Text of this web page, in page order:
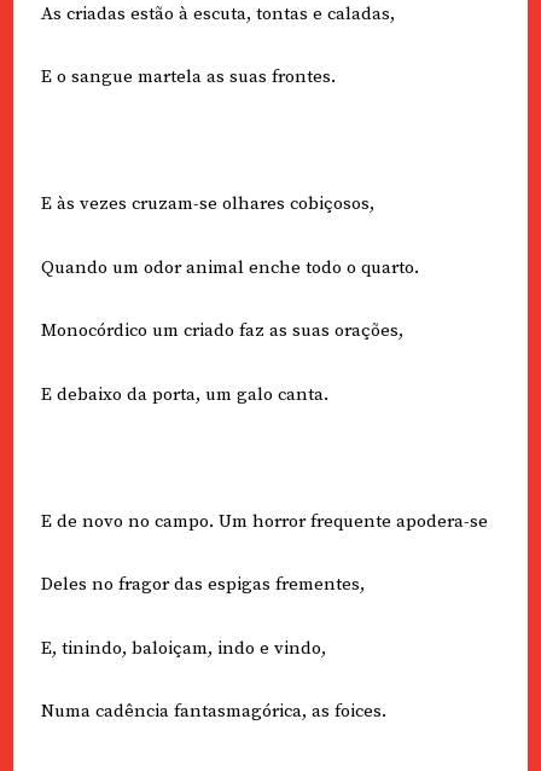
As criadas estão à escuta, tontas e caladas,
E o sangue martela as suas frontes.
E às vezes cruzam-se olhares cobiçosos,
Quando um odor animal enche todo o quarto.
Monocórdico um criado faz as suas orações,
E debaixo da porta, um galo canta.
E de novo no campo. Um horror frequente apodera-se
Deles no fragor das espigas frementes,
E, tinindo, baloiçam, indo e vindo,
Numa cadência fantasmagórica, as foices.